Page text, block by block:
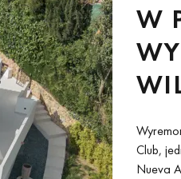
W
Club,
Nueva